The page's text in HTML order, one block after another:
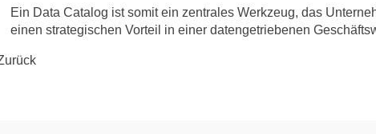
Ein Data Catalog ist somit ein zentrales Werkzeug, das
einen strategischen Vorteil in einer datengetriebenen